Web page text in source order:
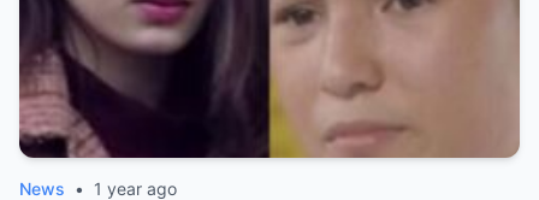
News • 1 year ago